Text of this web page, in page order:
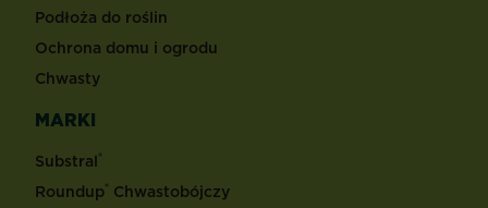
Podłoża do roślin
Ochrona domu i ogrodu
Chwasty
MARKI
Substral®
Roundup® Chwastobójczy